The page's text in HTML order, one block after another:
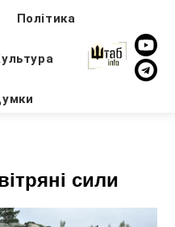
Політика
сили